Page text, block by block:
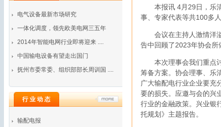
电气设备最新市场研究
一体化调度，领先欧美电网三五年
2014年智能电网行业即将迎来 ....
中国输电设备有望走出国门
抚州市委常委、组织部部长周训国 ....
行 业 动 态
输配电报
本报讯 4月29日，乐
事、专家代表等共100多
会议在主持人激情洋
告中回顾了2023年协会
本次理事会我们重点
筹备方案。协会理事、乐
广大输配电行业企业要充
要的损失。应邀与会的兴
行业的金融政策。兴业银
托规划》主题报告。